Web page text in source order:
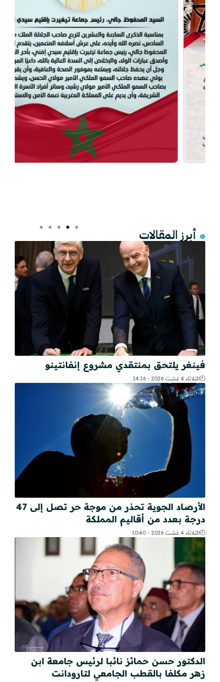
أبرز المقالات
فينغر يلتحق بمنتقدي مشروع إنفانتينو
الثلاثاء 4 غشت 2026 - 14:16
الأرصاد الجوية تحذر من موجة حر تصل إلى 47
درجة بعدد من أقاليم المملكة
الثلاثاء 4 غشت 2026 - 10:40
الدكتور حسن حمائز نائبا لرئيس جامعة ابن
زهر مكلفا بالقطب الجامعي لتارودانت